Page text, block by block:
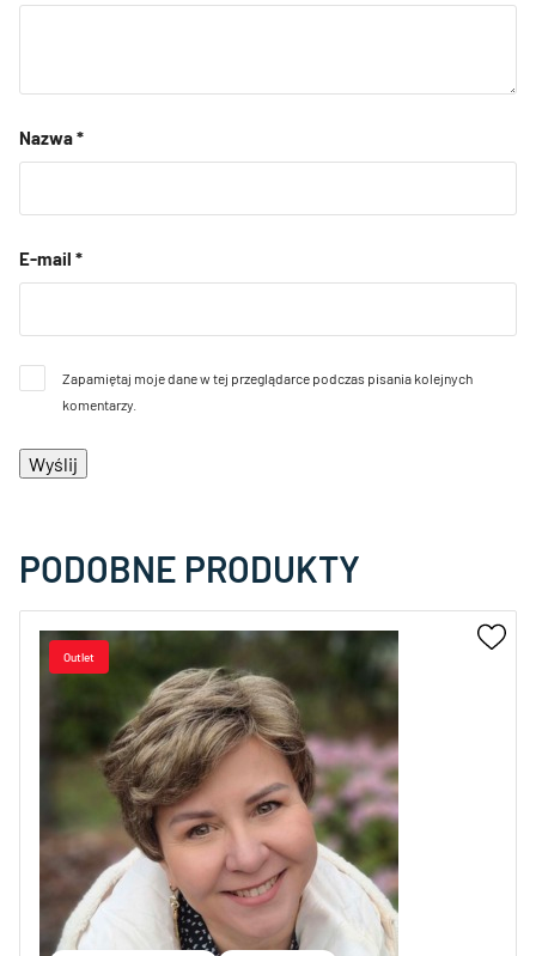
Nazwa*
E-mail *
Zapamiętaj moje dane w tej przeglądarce podczas pisania kolejnych
komentarzy.
PODOBNE PRODUKTY